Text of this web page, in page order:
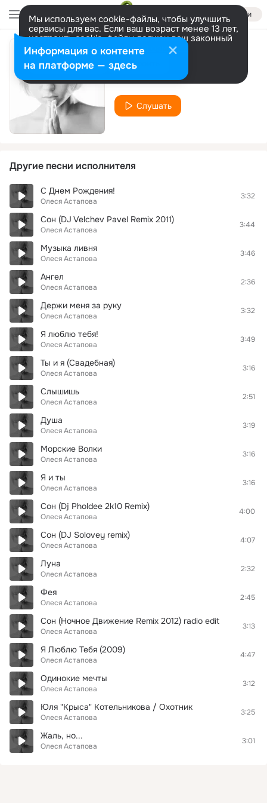
Войти
Мы используем cookie-файлы, чтобы улучшить
сервисы для вас. Если ваш возраст менее 13 лет,
настроить cookie-файлы должен ваш законный
представитель. Больше информации
Разрешить все Настроить
Ты Знаешь
Олеся Астапова
Слушать
Другие песни исполнителя
С Днем Рождения!
Олеся Астапова
3:32
Сон (DJ Velchev Pavel Remix 2011)
Олеся Астапова
3:44
Музыка ливня
Олеся Астапова
3:46
Ангел
Олеся Астапова
2:36
Держи меня за руку
Олеся Астапова
3:32
Я люблю тебя!
Олеся Астапова
3:49
Ты и я (Свадебная)
Олеся Астапова
3:16
Слышишь
Олеся Астапова
2:51
Душа
Олеся Астапова
3:19
Морские Волки
Олеся Астапова
3:16
Я и ты
Олеся Астапова
3:16
Сон (Dj Pholdee 2k10 Remix)
Олеся Астапова
4:00
Сон (DJ Solovey remix)
Олеся Астапова
4:07
Луна
Олеся Астапова
2:32
Фея
Олеся Астапова
2:45
Сон (Ночное Движение Remix 2012) radio edit
Олеся Астапова
3:13
Я Люблю Тебя (2009)
Олеся Астапова
4:47
Одинокие мечты
Олеся Астапова
3:12
Юля "Крыса" Котельникова / Охотник
Олеся Астапова
3:25
Жаль, но...
Олеся Астапова
3:01
Информация о контенте
на платформе — здесь